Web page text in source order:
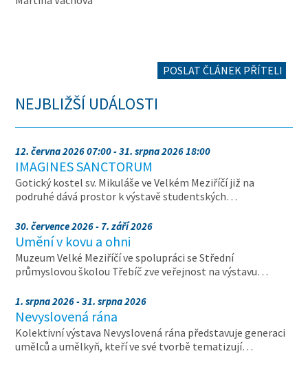
POSLAT ČLÁNEK PŘÍTELI
NEJBLIŽŠÍ UDÁLOSTI
12. června 2026 07:00 - 31. srpna 2026 18:00
IMAGINES SANCTORUM
Gotický kostel sv. Mikuláše ve Velkém Meziříčí již na
podruhé dává prostor k výstavě studentských…
30. července 2026 - 7. září 2026
Umění v kovu a ohni
Muzeum Velké Meziříčí ve spolupráci se Střední
průmyslovou školou Třebíč zve veřejnost na výstavu…
1. srpna 2026 - 31. srpna 2026
Nevyslovená rána
Kolektivní výstava Nevyslovená rána představuje generaci
umělců a umělkyň, kteří ve své tvorbě tematizují…